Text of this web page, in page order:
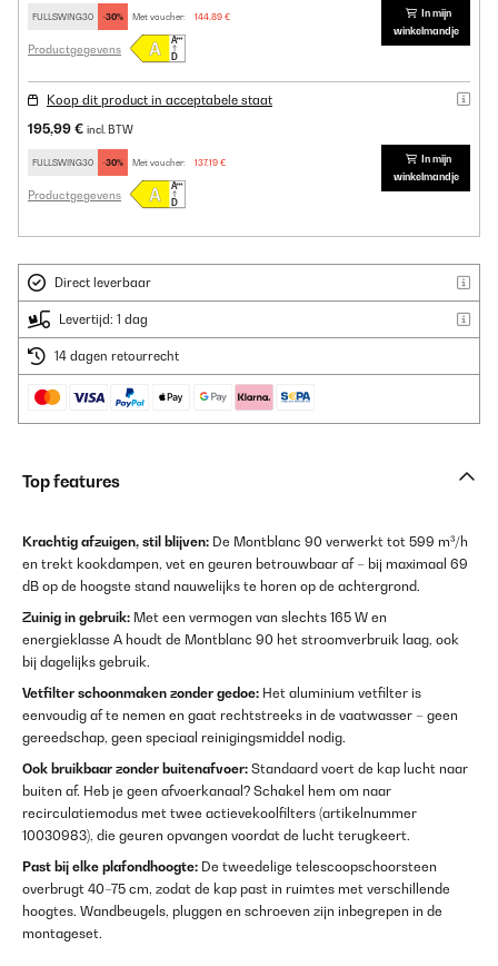
FULLSWING30 -30% Met voucher: 144,89 €
Productgegevens
In mijn
winkelmandje
Koop dit product in acceptabele staat
195,99 € incl. BTW
FULLSWING30 -30% Met voucher: 137,19 €
Productgegevens
In mijn
winkelmandje
Direct leverbaar
Levertijd: 1 dag
14 dagen retourrecht
Top features
Krachtig afzuigen, stil blijven: De Montblanc 90 verwerkt tot 599 m³/h
en trekt kookdampen, vet en geuren betrouwbaar af – bij maximaal 69
dB op de hoogste stand nauwelijks te horen op de achtergrond.
Zuinig in gebruik: Met een vermogen van slechts 165 W en
energieklasse A houdt de Montblanc 90 het stroomverbruik laag, ook
bij dagelijks gebruik.
Vetfilter schoonmaken zonder gedoe: Het aluminium vetfilter is
eenvoudig af te nemen en gaat rechtstreeks in de vaatwasser – geen
gereedschap, geen speciaal reinigingsmiddel nodig.
Ook bruikbaar zonder buitenafvoer: Standaard voert de kap lucht naar
buiten af. Heb je geen afvoerkanaal? Schakel hem om naar
recirculatiemodus met twee actievekoolfilters (artikelnummer
10030983), die geuren opvangen voordat de lucht terugkeert.
Past bij elke plafondhoogte: De tweedelige telescoopschoorsteen
overbrugt 40–75 cm, zodat de kap past in ruimtes met verschillende
hoogtes. Wandbeugels, pluggen en schroeven zijn inbegrepen in de
montageset.